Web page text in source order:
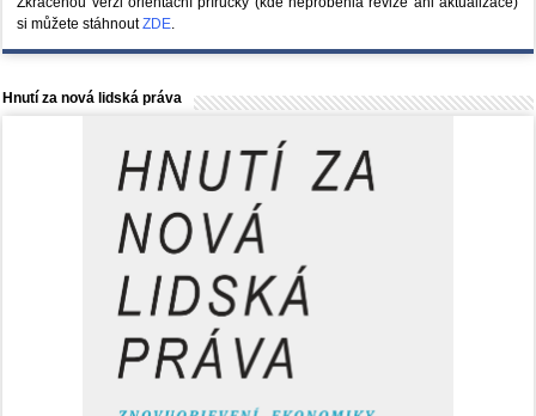
si můžete stáhnoutZDE.
Hnutí za nová lidská práva